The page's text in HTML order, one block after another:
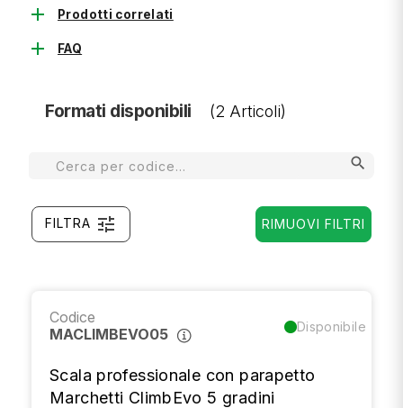
add Prodotti correlati
add FAQ
Formati disponibili (2 Articoli)
search
FILTRA tune RIMUOVI FILTRI
Codice
MACLIMBEVO05
Disponibile
Scala professionale con parapetto
Marchetti ClimbEvo 5 gradini